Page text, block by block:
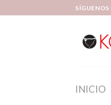
SÍGUENOS
INICIO